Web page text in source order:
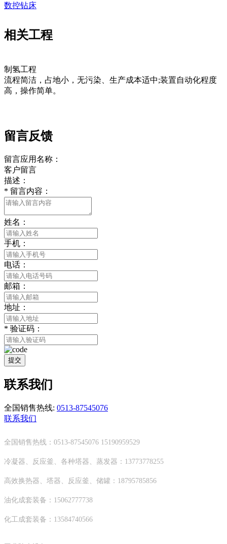
数控钻床
相关工程
制氢工程
流程简洁，占地小，无污染、生产成本适中;装置自动化程度
高，操作简单。
留言反馈
留言应用名称：
客户留言
描述：
* 留言内容：
姓名：
手机：
电话：
邮箱：
地址：
* 验证码：
提交
联系我们
全国销售热线: 0513-87545076
联系我们
全国销售热线：0513-87545076 15190959529
冷凝器、反应釜、各种塔器、蒸发器：13773778255
高效换热器、塔器、反应釜、储罐：18795785856
油化成套装备：15062777738
化工成套装备：13584740566